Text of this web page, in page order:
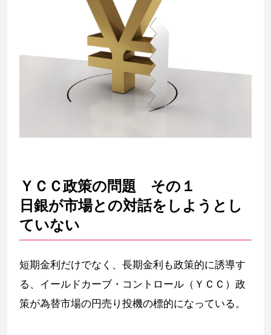
ＹＣＣ政策の問題 その１
日銀が市場との対話をしようとし
ていない
短期金利だけでなく、長期金利も政策的に誘導す
る、イールドカーブ・コントロール（ＹＣＣ）政
策が為替市場の円売り投機の標的になっている。